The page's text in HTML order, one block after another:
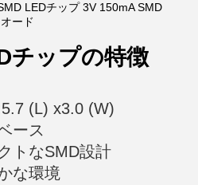
LEDチップ 3V 150mA SMD
ード
チップの特徴
(L) x3.0 (W)
ース
トなSMD設計
な環境